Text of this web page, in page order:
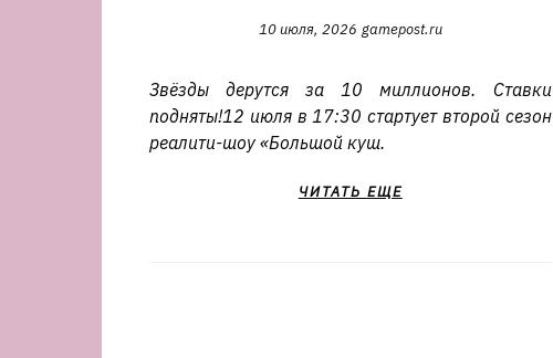
10 июля, 2026 gamepost.ru
Звёзды дерутся за 10 миллионов. Ставки
подняты!12 июля в 17:30 стартует второй сезон
реалити-шоу «Большой куш.
ЧИТАТЬ ЕЩЕ